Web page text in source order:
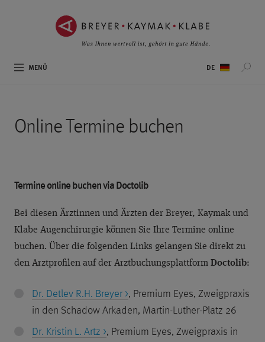
MENÜ
Online Termine buchen
Termine online buchen via Doctolib
Bei diesen Ärztinnen und Ärzten der Breyer, Kaymak und
Klabe Augenchirurgie können Sie Ihre Termine online
buchen. Über die folgenden Links gelangen Sie direkt zu
den Arztprofilen auf der Arztbuchungsplattform Doctolib:
Dr. Detlev R.H. Breyer >, Premium Eyes, Zweigpraxis
in den Schadow Arkaden, Martin-Luther-Platz 26
Dr. Kristin L. Artz >, Premium Eyes, Zweigpraxis in